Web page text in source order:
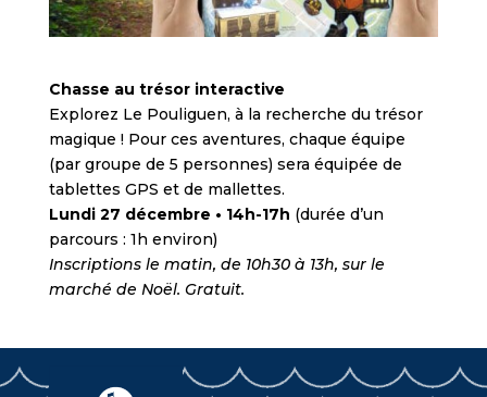
Chasse au trésor interactive
Explorez Le Pouliguen, à la recherche du trésor
magique ! Pour ces aventures, chaque équipe
(par groupe de 5 personnes) sera équipée de
tablettes GPS et de mallettes.
Lundi 27 décembre • 14h-17h (durée d’un
parcours : 1h environ)
Inscriptions le matin, de 10h30 à 13h, sur le
marché de Noël. Gratuit.